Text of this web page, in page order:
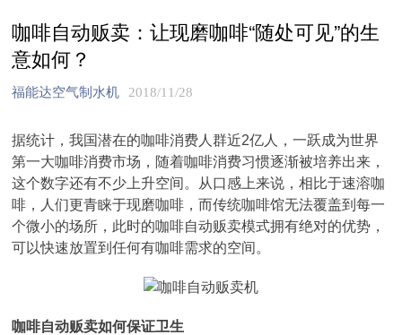
咖啡自动贩卖：让现磨咖啡“随处可见”的生
意如何？
福能达空气制水机 2018/11/28
据统计，我国潜在的咖啡消费人群近2亿人，一跃成为世界
第一大咖啡消费市场，随着咖啡消费习惯逐渐被培养出来，
这个数字还有不少上升空间。从口感上来说，相比于速溶咖
啡，人们更青睐于现磨咖啡，而传统咖啡馆无法覆盖到每一
个微小的场所，此时的咖啡自动贩卖模式拥有绝对的优势，
可以快速放置到任何有咖啡需求的空间。
咖啡自动贩卖如何保证卫生